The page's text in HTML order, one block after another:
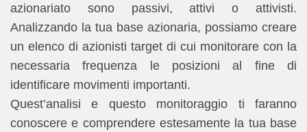
azionariato sono passivi, attivi o attivisti.
Analizzando la tua base azionaria, possiamo creare
un elenco di azionisti target di cui monitorare con la
necessaria frequenza le posizioni al fine di
identificare movimenti importanti.
Quest’analisi e questo monitoraggio ti faranno
conoscere e comprendere estesamente la tua base